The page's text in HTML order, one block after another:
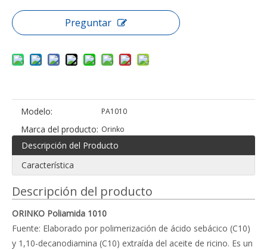
Preguntar
Modelo: PA1010
Marca del producto: Orinko
Descripción del Producto
Característica
Descripción del producto
ORINKO Poliamida 1010
Fuente: Elaborado por polimerización de ácido sebácico (C10)
y 1,10-decanodiamina (C10) extraída del aceite de ricino. Es un